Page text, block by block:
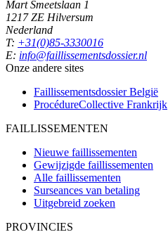
Mart Smeetslaan 1
1217 ZE Hilversum
Nederland
T: +31(0)85-3330016
E: info@faillissementsdossier.nl
Onze andere sites
Faillissementsdossier België
ProcédureCollective Frankrijk
FAILLISSEMENTEN
Nieuwe faillissementen
Gewijzigde faillissementen
Alle faillissementen
Surseances van betaling
Uitgebreid zoeken
PROVINCIES